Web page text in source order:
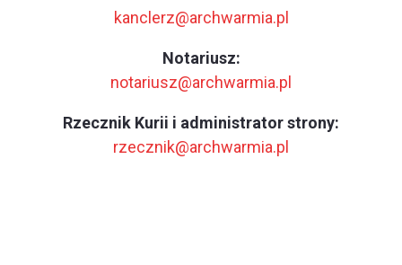
kanclerz@archwarmia.pl
Notariusz:
notariusz@archwarmia.pl
Rzecznik Kurii i administrator strony:
rzecznik@archwarmia.pl